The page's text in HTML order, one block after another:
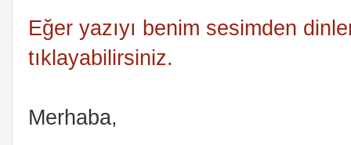
Eğer yazıyı benim sesimden
tıklayabilirsiniz.
Merhaba,